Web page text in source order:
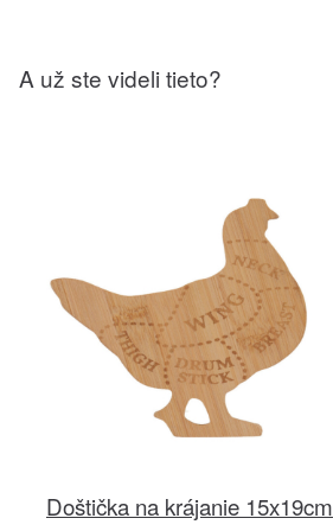
A už ste videli tieto?
Doštička na krájanie 15x19cm